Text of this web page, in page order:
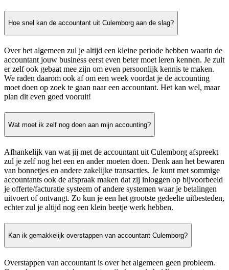
Hoe snel kan de accountant uit Culemborg aan de slag?
Over het algemeen zul je altijd een kleine periode hebben waarin de
accountant jouw business eerst even beter moet leren kennen. Je zult
er zelf ook gebaat mee zijn om even persoonlijk kennis te maken.
We raden daarom ook af om een week voordat je de accounting
moet doen op zoek te gaan naar een accountant. Het kan wel, maar
plan dit even goed vooruit!
Wat moet ik zelf nog doen aan mijn accounting?
Afhankelijk van wat jij met de accountant uit Culemborg afspreekt
zul je zelf nog het een en ander moeten doen. Denk aan het bewaren
van bonnetjes en andere zakelijke transacties. Je kunt met sommige
accountants ook de afspraak maken dat zij inloggen op bijvoorbeeld
je offerte/facturatie systeem of andere systemen waar je betalingen
uitvoert of ontvangt. Zo kun je een het grootste gedeelte uitbesteden,
echter zul je altijd nog een klein beetje werk hebben.
Kan ik gemakkelijk overstappen van accountant Culemborg?
Overstappen van accountant is over het algemeen geen probleem.